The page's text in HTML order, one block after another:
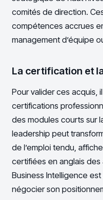
comités de direction.
compétences accrues
management d’équipe
La certification et
Pour valider ces acquis,
certifications
des modules courts sur
leadership peut
de l’emploi tendu,
certifiées en anglais
Business Intelligence
négocier son